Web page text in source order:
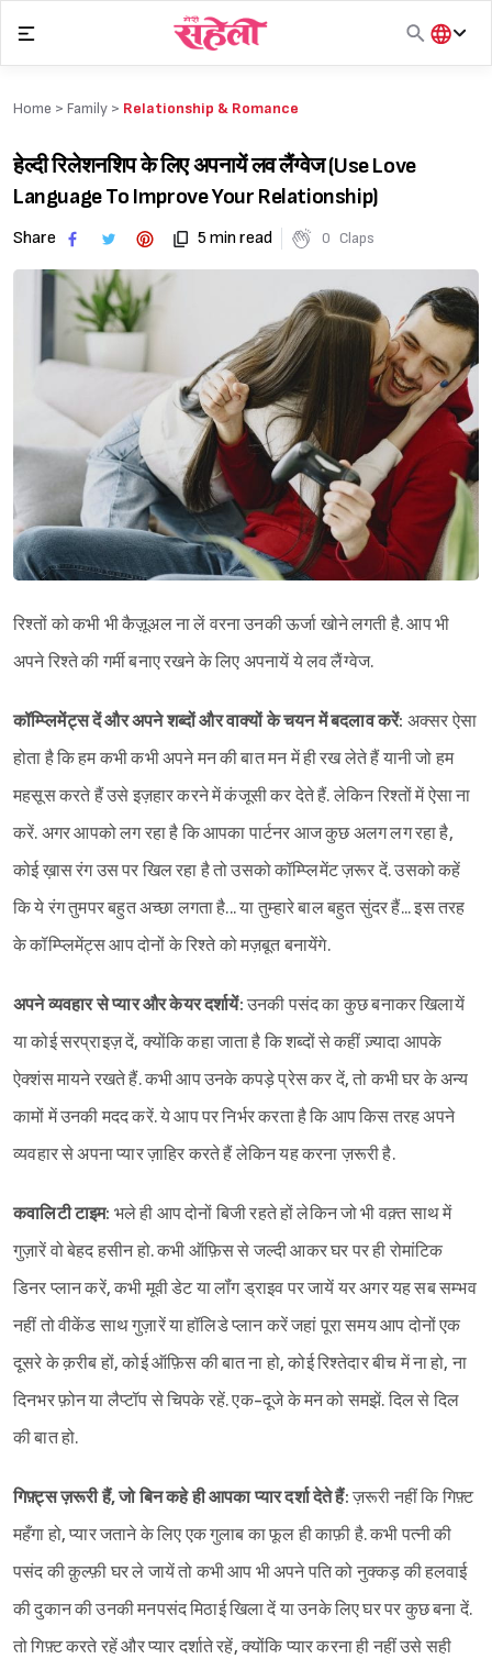
content
हिंदी
Home > Family > Relationship & Romance
हेल्दी रिलेशनशिप के लिए अपनायें लव लैंग्वेज (Use Love
Language To Improve Your Relationship)
Share 5 min read 0 Claps
रिश्तों को कभी भी कैज़ूअल ना लें वरना उनकी ऊर्जा खोने लगती है. आप भी
अपने रिश्ते की गर्मी बनाए रखने के लिए अपनायें ये लव लैंग्वेज.
कॉम्प्लिमेंट्स दें और अपने शब्दों और वाक्यों के चयन में बदलाव करें: अक्सर ऐसा
होता है कि हम कभी कभी अपने मन की बात मन में ही रख लेते हैं यानी जो हम
महसूस करते हैं उसे इज़हार करने में कंजूसी कर देते हैं. लेकिन रिश्तों में ऐसा ना
करें. अगर आपको लग रहा है कि आपका पार्टनर आज कुछ अलग लग रहा है,
कोई ख़ास रंग उस पर खिल रहा है तो उसको कॉम्प्लिमेंट ज़रूर दें. उसको कहें
कि ये रंग तुमपर बहुत अच्छा लगता है... या तुम्हारे बाल बहुत सुंदर हैं... इस तरह
के कॉम्प्लिमेंट्स आप दोनों के रिश्ते को मज़बूत बनायेंगे.
अपने व्यवहार से प्यार और केयर दर्शायें: उनकी पसंद का कुछ बनाकर खिलायें
या कोई सरप्राइज़ दें, क्योंकि कहा जाता है कि शब्दों से कहीं ज़्यादा आपके
ऐक्शंस मायने रखते हैं. कभी आप उनके कपड़े प्रेस कर दें, तो कभी घर के अन्य
कामों में उनकी मदद करें. ये आप पर निर्भर करता है कि आप किस तरह अपने
व्यवहार से अपना प्यार ज़ाहिर करते हैं लेकिन यह करना ज़रूरी है.
कवालिटी टाइम: भले ही आप दोनों बिजी रहते हों लेकिन जो भी वक़्त साथ में
गुज़ारें वो बेहद हसीन हो. कभी ऑफ़िस से जल्दी आकर घर पर ही रोमांटिक
डिनर प्लान करें, कभी मूवी डेट या लॉंग ड्राइव पर जायें यर अगर यह सब सम्भव
नहीं तो वीकेंड साथ गुज़ारें या हॉलिडे प्लान करें जहां पूरा समय आप दोनों एक
दूसरे के क़रीब हों, कोई ऑफ़िस की बात ना हो, कोई रिश्तेदार बीच में ना हो, ना
दिनभर फ़ोन या लैप्टॉप से चिपके रहें. एक-दूजे के मन को समझें. दिल से दिल
की बात हो.
गिफ़्ट्स ज़रूरी हैं, जो बिन कहे ही आपका प्यार दर्शा देते हैं:ज़रूरी नहीं कि गिफ़्ट
महँगा हो, प्यार जताने के लिए एक गुलाब का फूल ही काफ़ी है. कभी पत्नी की
पसंद की क़ुल्फ़ी घर ले जायें तो कभी आप भी अपने पति को नुक्कड़ की हलवाई
की दुकान की उनकी मनपसंद मिठाई खिला दें या उनके लिए घर पर कुछ बना दें.
तो गिफ़्ट करते रहें और प्यार दर्शाते रहें, क्योंकि प्यार करना ही नहीं उसे सही